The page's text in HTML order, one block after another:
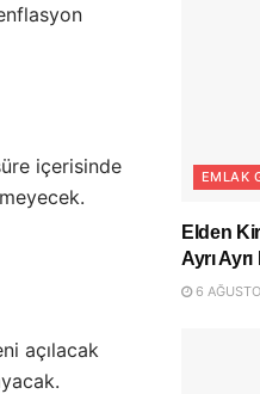
içerisinde
açılacak
EMLAK
Elden
Ayrı
6